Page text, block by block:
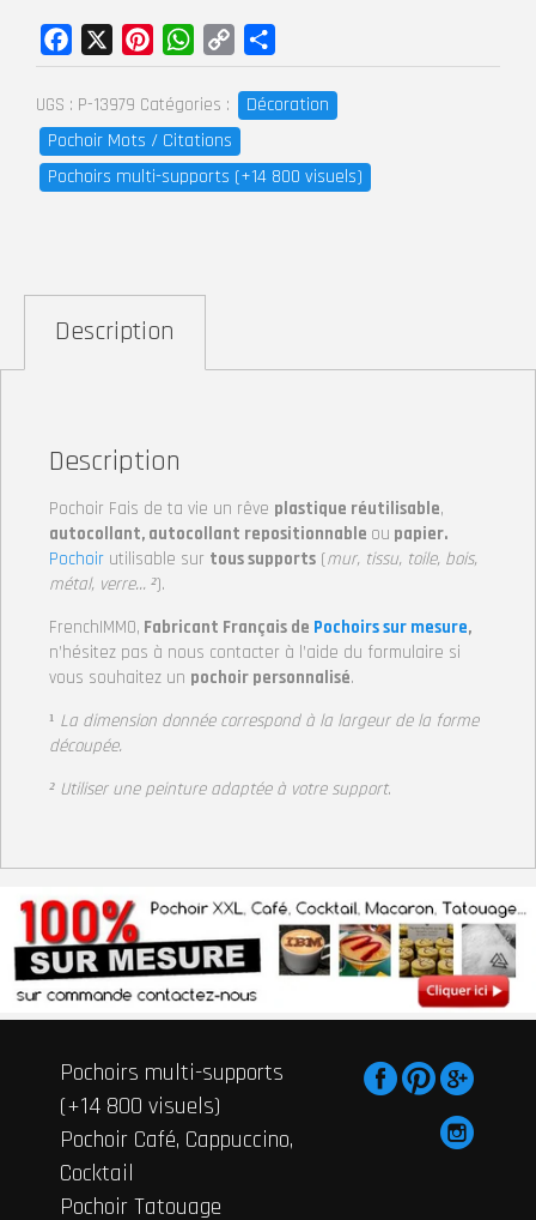
UGS : P-13979 Catégories :
Décoration
Pochoir Mots / Citations
Pochoirs multi-supports (+14 800 visuels)
Facebook PinterestWhatsApp
Copy
Link
Description
Description
Pochoir Fais de ta vie un rêve plastique réutilisable,
autocollant, autocollant repositionnable ou papier.
Pochoir utilisable sur tous supports (mur, tissu, toile, bois,
métal, verre… ²).
FrenchIMMO, Fabricant Français de Pochoirs sur mesure,
n’hésitez pas à nous contacter à l’aide du formulaire si
vous souhaitez un pochoir personnalisé.
¹ La dimension donnée correspond à la largeur de la forme
découpée.
² Utiliser une peinture adaptée à votre support.
Pochoirs multi-supports
(+14 800 visuels)
Pochoir Café, Cappuccino,
Cocktail
Pochoir Tatouage